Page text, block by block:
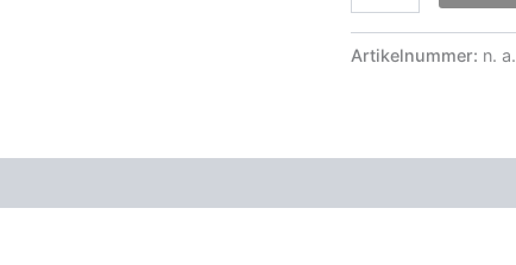
Artikelnummer: n. a.